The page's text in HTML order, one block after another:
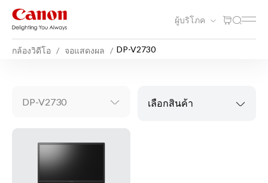
ผู้บริโภค
กล้องวิดีโอ จอแสดงผล DP-V2730
DP-V2730 เลือกสินค้า